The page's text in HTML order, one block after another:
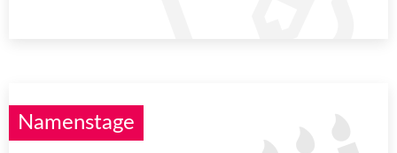
Namenstage